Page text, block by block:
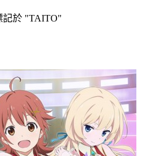
記於 "TAITO"